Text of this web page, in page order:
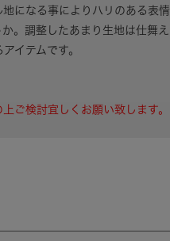
になる事によりハリのある表
。調整したあまり生地は仕舞
イテムです。
ご検討宜しくお願い致します。